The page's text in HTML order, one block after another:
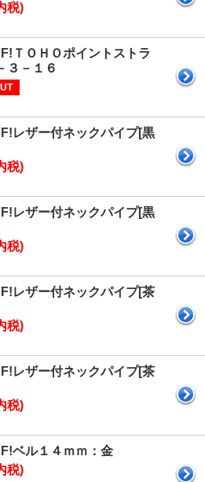
税)
ＴＯＨＯポイントストラ
３－１６
レザー付ネックパイプ[黒
税)
レザー付ネックパイプ[黒
税)
レザー付ネックパイプ[茶
税)
レザー付ネックパイプ[茶
税)
ベル１４ｍｍ：金
税)